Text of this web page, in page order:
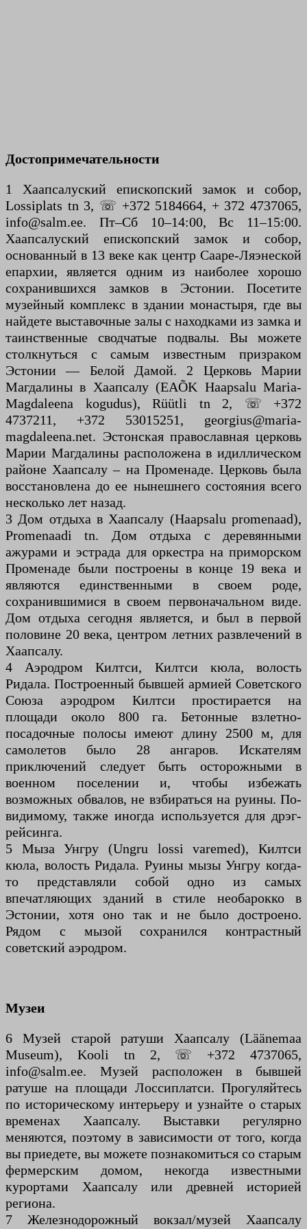
Достопримечательности
1 Хаапсалуский епископский замок и собор,
Lossiplats tn 3, ☏ +372 5184664, + 372 4737065,
info@salm.ee. Пт–Сб 10–14:00, Вс 11–15:00.
Хаапсалуский епископский замок и собор,
основанный в 13 веке как центр Сааре-Ляэнеской
епархии, является одним из наиболее хорошо
сохранившихся замков в Эстонии. Посетите
музейный комплекс в здании монастыря, где вы
найдете выставочные залы с находками из замка и
таинственные сводчатые подвалы. Вы можете
столкнуться с самым известным призраком
Эстонии — Белой Дамой. 2 Церковь Марии
Магдалины в Хаапсалу (EAÕK Haapsalu Maria-
Magdaleena kogudus), Rüütli tn 2, ☏ +372
4737211, +372 53015251, georgius@maria-
magdaleena.net. Эстонская православная церковь
Марии Магдалины расположена в идиллическом
районе Хаапсалу – на Променаде. Церковь была
восстановлена ​​до ее нынешнего состояния всего
несколько лет назад.
3 Дом отдыха в Хаапсалу (Haapsalu promenaad),
Promenaadi tn. Дом отдыха с деревянными
ажурами и эстрада для оркестра на приморском
Променаде были построены в конце 19 века и
являются единственными в своем роде,
сохранившимися в своем первоначальном виде.
Дом отдыха сегодня является, и был в первой
половине 20 века, центром летних развлечений в
Хаапсалу.
4 Аэродром Килтси, Килтси кюла, волость
Ридала. Построенный бывшей армией Советского
Союза аэродром Килтси простирается на
площади около 800 га. Бетонные взлетно-
посадочные полосы имеют длину 2500 м, для
самолетов было 28 ангаров. Искателям
приключений следует быть осторожными в
военном поселении и, чтобы избежать
возможных обвалов, не взбираться на руины. По-
видимому, также иногда используется для дрэг-
рейсинга.
5 Мыза Унгру (Ungru lossi varemed), Килтси
кюла, волость Ридала. Руины мызы Унгру когда-
то представляли собой одно из самых
впечатляющих зданий в стиле необарокко в
Эстонии, хотя оно так и не было достроено.
Рядом с мызой сохранился контрастный
советский аэродром.
Музеи
6 Музей старой ратуши Хаапсалу (Läänemaa
Museum), Kooli tn 2, ☏ +372 4737065,
info@salm.ee. Музей расположен в бывшей
ратуше на площади Лоссиплатси. Прогуляйтесь
по историческому интерьеру и узнайте о старых
временах Хаапсалу. Выставки регулярно
меняются, поэтому в зависимости от того, когда
вы приедете, вы можете познакомиться со старым
фермерским домом, некогда известными
курортами Хаапсалу или древней историей
региона.
7 Железнодорожный вокзал/музей Хаапсалу